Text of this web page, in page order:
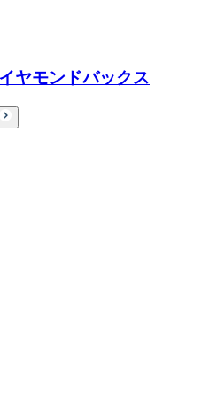
ヤモンドバックス